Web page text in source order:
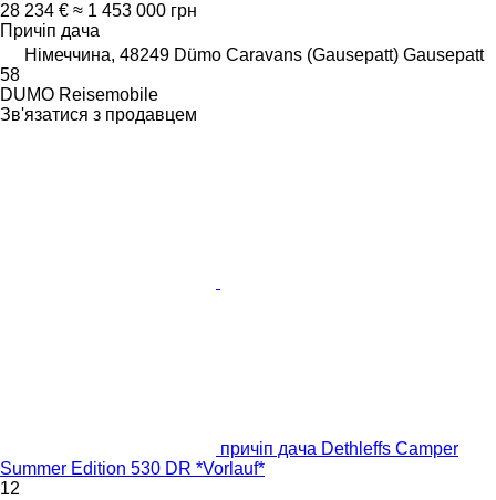
28 234 € ≈ 1 453 000 грн
Причіп дача
Німеччина, 48249 Dümo Caravans (Gausepatt) Gausepatt
58
DUMO Reisemobile
Зв'язатися з продавцем
причіп дача Dethleffs Camper
Summer Edition 530 DR *Vorlauf*
12